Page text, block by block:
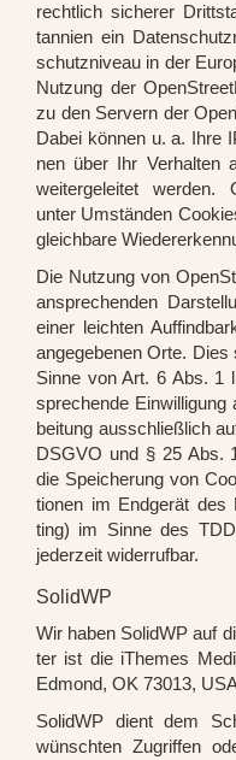
recht­lich siche­rer
tan­ni­en ein
schutz­ni­veau in der
Nut­zung der
zu den Ser­vern der
Dabei kön­nen u. a. Ihre
nen über Ihr Ver­hal­ten
wei­ter­ge­lei­tet wer­den.
unter Umstän­den
gleich­ba­re
Die Nut­zung von
anspre­chen­den
einer leich­ten
ange­ge­be­nen Orte.
Sin­ne von Art. 6 Abs. 1
spre­chen­de
bei­tung aus­schließ­lich
DSGVO und § 25 Abs.
die Spei­che­rung von
tio­nen im End­ge­rät
ting) im Sin­ne des
jeder­zeit wider­ruf­bar.
SolidWP
Wir haben SolidWP auf
ter ist die iThe­mes
Edmond, OK 73013,
SolidWP dient dem
wünsch­ten Zugrif­fen